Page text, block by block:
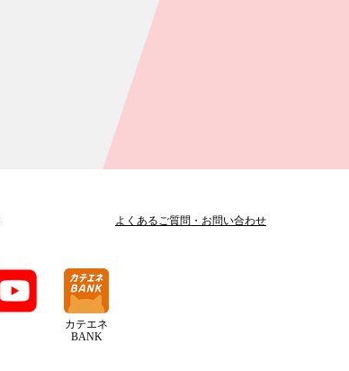
よくあるご質問 ・ お問い合わせ
カテエネ
BANK